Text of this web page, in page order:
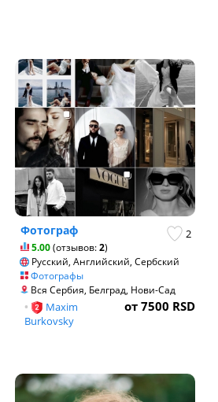
2
Фотограф
5.00(отзывов:2)
Русский, Английский, Сербский
Фотографы
Вся Сербия, Белград, Нови-Сад
от 7500 RSD
•
Maxim
Burkovsky